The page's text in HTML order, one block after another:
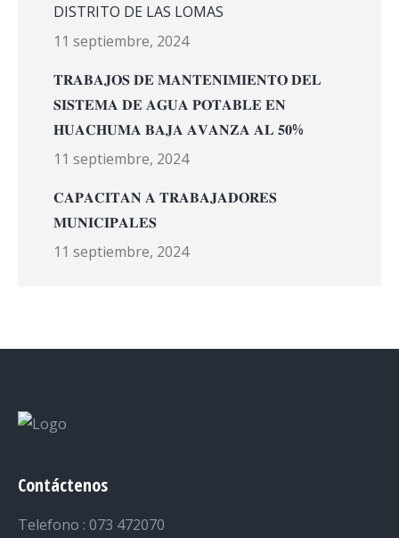
DISTRITO DE LAS LOMAS
11 septiembre, 2024
𝐓𝐑𝐀𝐁𝐀𝐉𝐎𝐒 𝐃𝐄 𝐌𝐀𝐍𝐓𝐄𝐍𝐈𝐌𝐈𝐄𝐍𝐓𝐎 𝐃𝐄𝐋
𝐒𝐈𝐒𝐓𝐄𝐌𝐀 𝐃𝐄 𝐀𝐆𝐔𝐀 𝐏𝐎𝐓𝐀𝐁𝐋𝐄 𝐄𝐍
𝐇𝐔𝐀𝐂𝐇𝐔𝐌𝐀 𝐁𝐀𝐉𝐀 𝐀𝐕𝐀𝐍𝐙𝐀 𝐀𝐋 𝟓𝟎%
11 septiembre, 2024
𝐂𝐀𝐏𝐀𝐂𝐈𝐓𝐀𝐍 𝐀 𝐓𝐑𝐀𝐁𝐀𝐉𝐀𝐃𝐎𝐑𝐄𝐒
𝐌𝐔𝐍𝐈𝐂𝐈𝐏𝐀𝐋𝐄𝐒
11 septiembre, 2024
Contáctenos
Telefono : 073 472070